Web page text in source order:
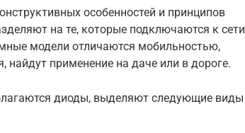
особенностей и принципов
на те, которые подключаются к сети
модели отличаются мобильностью,
применение на даче или в дороге.
диоды, выделяют следующие виды